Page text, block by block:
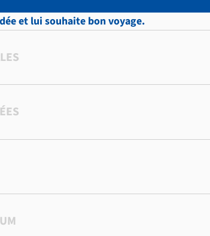
et lui souhaite bon voyage.